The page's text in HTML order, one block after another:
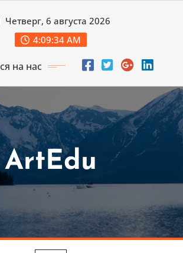
Четверг, 6 августа 2026
4:09:36 AM
на нас
ArtEdu